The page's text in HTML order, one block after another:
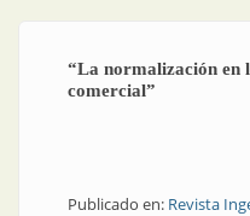
“La normalización en
comercial”
Publicado en: Revista